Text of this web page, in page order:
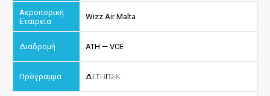
Wizz Air Malta
ATH — VCE
ΔΤΤΠΠΣΚ